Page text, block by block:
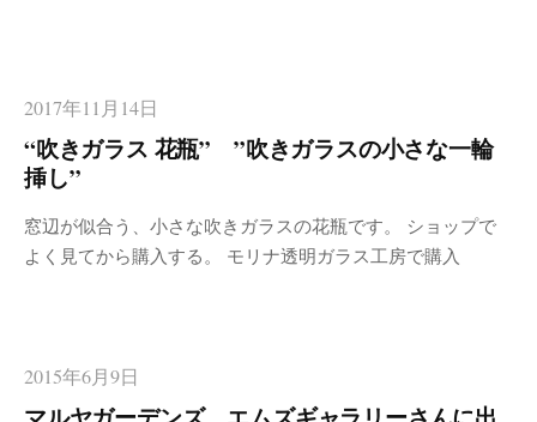
2017年11月14日
“吹きガラス 花瓶” ”吹きガラスの小さな一輪
挿し”
窓辺が似合う、小さな吹きガラスの花瓶です。 ショップで
よく見てから購入する。 モリナ透明ガラス工房で購入
2015年6月9日